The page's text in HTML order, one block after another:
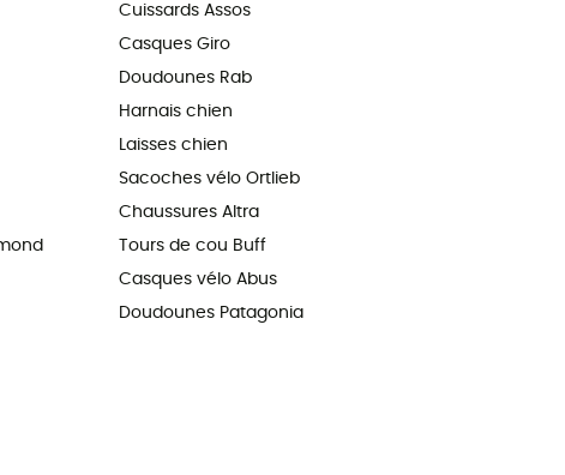
Cuissards Assos
Casques Giro
Doudounes Rab
Harnais chien
Laisses chien
Sacoches vélo Ortlieb
Chaussures Altra
Tours de cou Buff
Casques vélo Abus
Doudounes Patagonia